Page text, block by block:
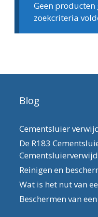
Geen producten
zoekcriteria
Blog
Cementsluier
De R183
Reinigen en
Wat is het nut van
Beschermen van